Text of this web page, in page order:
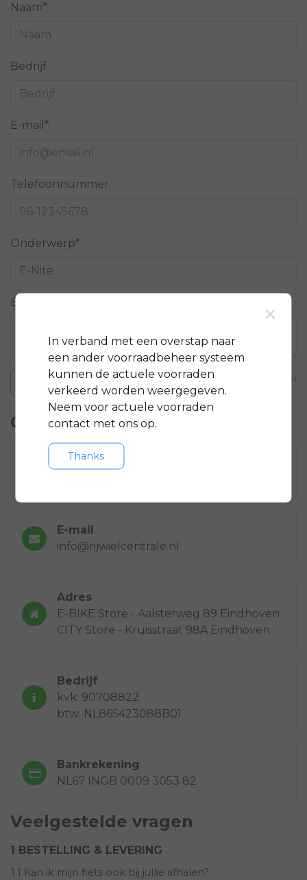
Naam*
Bedrijf
E-mail*
Telefoonnummer
Onderwerp*
Bericht*
Verstuur * Verplichte velden
Contactgegevens
Bel ons
E-mail
info@rijwielcentrale.nl
Adres
E-BIKE Store - Aalsterweg 89 Eindhoven
CITY Store - Kruisstraat 98A Eindhoven
Bedrijf
kvk: 90708822
btw: NL865423088B01
Bankrekening
NL67 INGB 0009 3053 82
Veelgestelde vragen
1 BESTELLING & LEVERING
1.1 Kan ik mijn fiets ook bij jullie afhalen?
×
In verband met een overstap naar
een ander voorraadbeheer systeem
kunnen de actuele voorraden
verkeerd worden weergegeven.
Neem voor actuele voorraden
contact met ons op.
Thanks